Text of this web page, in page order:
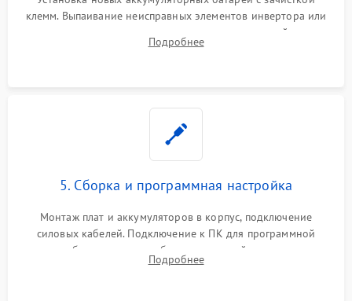
клемм. Выпаивание неисправных элементов инвертора или
цепи зарядки и монтаж новых радиодеталей.
Восстановление поврежденных токоведущих дорожек и
Подробнее
5. Сборка и программная настройка
Монтаж плат и аккумуляторов в корпус, подключение
силовых кабелей. Подключение к ПК для программной
калибровки констант батареи, настройки порогов
срабатывания AVR и сброса счетчиков старения АКБ.
Подробнее